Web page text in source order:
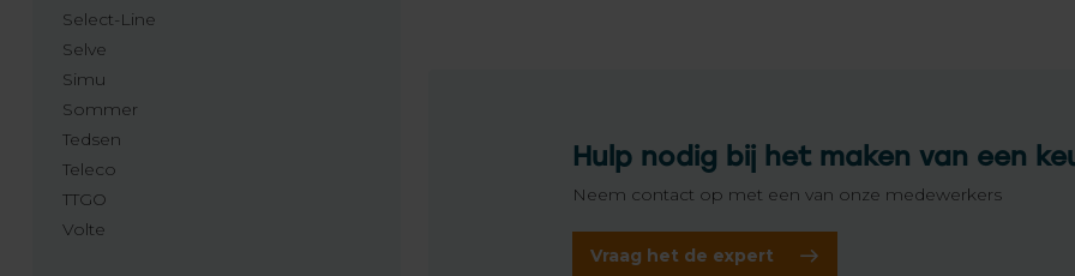
Select-Line
Selve
Simu
Sommer
Tedsen
Teleco
TTGO
Volte
Hulp nodig bij het maken van een
Neem contact op met een van onze medewerkers
Vraag het de expert